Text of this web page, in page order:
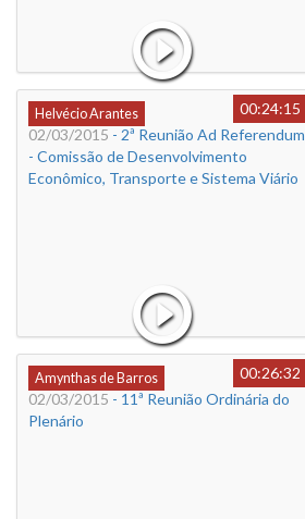
Helvécio Arantes
00:24:15
02/03/2015 - 2ª Reunião Ad Referendum
- Comissão de Desenvolvimento
Econômico, Transporte e Sistema Viário
Amynthas de Barros
00:26:32
02/03/2015 - 11ª Reunião Ordinária do
Plenário